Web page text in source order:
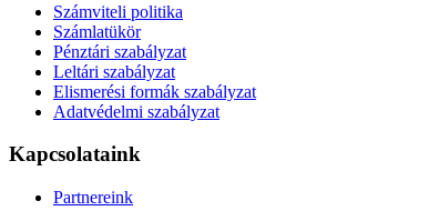
Számviteli politika
Számlatükör
Pénztári szabályzat
Leltári szabályzat
Elismerési formák szabályzat
Adatvédelmi szabályzat
Kapcsolataink
Partnereink